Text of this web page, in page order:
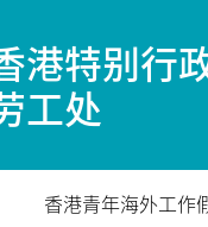
港特别行
工处
香港青年海外工作